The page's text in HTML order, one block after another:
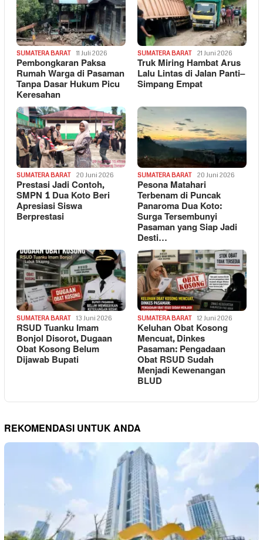
SUMATERA BARAT 11 Juli 2026
Pembongkaran Paksa
Rumah Warga di Pasaman
Tanpa Dasar Hukum Picu
Keresahan
SUMATERA BARAT 21 Juni 2026
Truk Miring Hambat Arus
Lalu Lintas di Jalan Panti–
Simpang Empat
SUMATERA BARAT 20 Juni 2026
Prestasi Jadi Contoh,
SMPN 1 Dua Koto Beri
Apresiasi Siswa
Berprestasi
SUMATERA BARAT 20 Juni 2026
Pesona Matahari
Terbenam di Puncak
Panaroma Dua Koto:
Surga Tersembunyi
Pasaman yang Siap Jadi
Desti…
SUMATERA BARAT 13 Juni 2026
RSUD Tuanku Imam
Bonjol Disorot, Dugaan
Obat Kosong Belum
Dijawab Bupati
SUMATERA BARAT 12 Juni 2026
Keluhan Obat Kosong
Mencuat, Dinkes
Pasaman: Pengadaan
Obat RSUD Sudah
Menjadi Kewenangan
BLUD
REKOMENDASI UNTUK ANDA